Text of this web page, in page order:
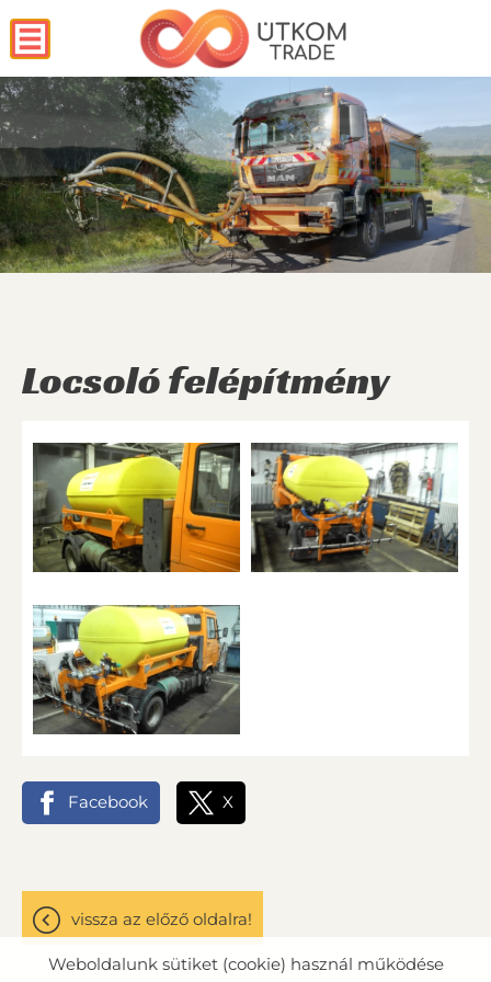
Locsoló felépítmény
Facebook X
vissza az előző oldalra!
Weboldalunk sütiket (cookie) használ működése